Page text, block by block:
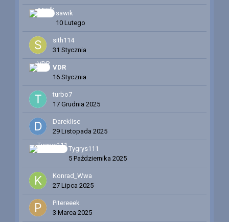
sawik
10 Lutego
sith114
31 Stycznia
VDR
16 Stycznia
turbo7
17 Grudnia 2025
Dareklisc
29 Listopada 2025
Tygrys111
5 Października 2025
Konrad_Wwa
27 Lipca 2025
Pitereeek
3 Marca 2025